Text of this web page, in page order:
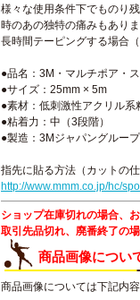
様々な使用条件下でものり
時のあの独特の痛みもありま
長時間テーピングする場合
●品名：3M・マルチポア・
●サイズ：25mm × 5m
●素材：低刺激性アクリル
●粘着力：中（3段階）
●製造：3Mジャパングループ
指先に貼る方法（カットの
http://www.mmm.co.jp/hc/
ショップ在庫切れの場合、
取引先品切れ、廃番終了の
商品画像につい
商品画像については下記内